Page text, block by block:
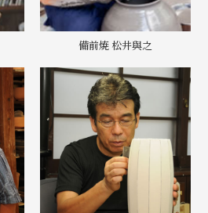
備前焼 松井與之